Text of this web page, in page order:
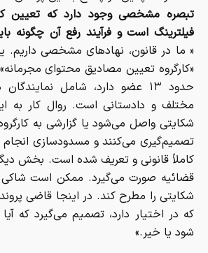
تبصره مشخصی وجود دارد که تعیین
فیلترینگ است و فرآیند رفع آن چگونه
« ما در قانون، نهادهای مشخصی داریم.
«کارگروه تعیین مصادیق محتوای
حدود ۱۳ عضو دارد، شامل
مختلف و دادستانی است. روال کار به
شکایتی واصل می‌شود یا گزارشی به
تصمیم‌گیری می‌کنند و مسدودسازی
کاملاً قانونی و تعریف شده است. بخش
قضائیه صورت می‌گیرد. ممکن است
شکایتی را مطرح کند. در اینجا قاضی
که در اختیار دارد، تصمیم می‌گیرد که آیا
شود یا خیر.»